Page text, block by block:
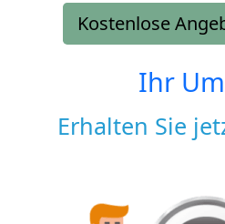
Kostenlose
Ihr
Erhalten Sie